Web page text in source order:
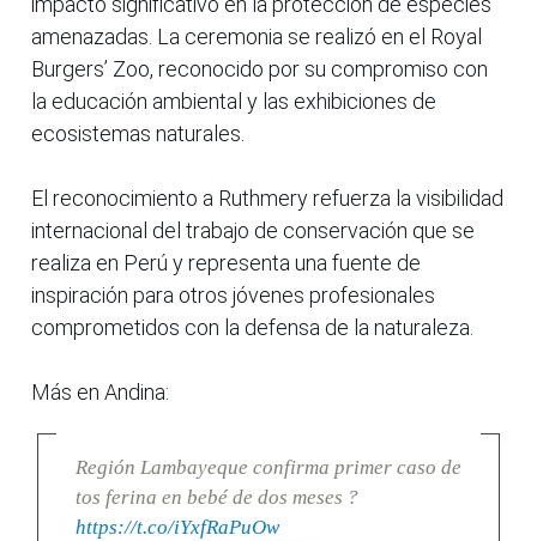
amenazadas. La ceremonia se realizó en el Royal
Burgers’ Zoo, reconocido por su compromiso con
la educación ambiental y las exhibiciones de
ecosistemas naturales.
El reconocimiento a Ruthmery refuerza la visibilidad
internacional del trabajo de conservación que se
realiza en Perú y representa una fuente de
inspiración para otros jóvenes profesionales
comprometidos con la defensa de la naturaleza.
Más en Andina:
Región Lambayeque confirma primer caso de
tos ferina en bebé de dos meses ?
https://t.co/iYxfRaPuOw